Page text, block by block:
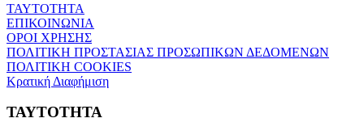
ΤΑΥΤΟΤΗΤΑ
ΕΠΙΚΟΙΝΩΝΙΑ
ΟΡΟΙ ΧΡΗΣΗΣ
ΠΟΛΙΤΙΚΗ ΠΡΟΣΤΑΣΙΑΣ ΠΡΟΣΩΠΙΚΩΝ ΔΕΔΟΜΕΝΩΝ
ΠΟΛΙΤΙΚΗ COOKIES
Κρατική Διαφήμιση
ΤΑΥΤΟΤΗΤΑ